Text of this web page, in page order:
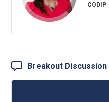
CODIP
Breakout Discussion